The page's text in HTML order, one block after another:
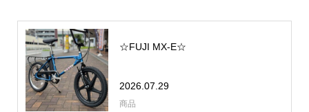
☆FUJI MX-E☆
2026.07.29
商品